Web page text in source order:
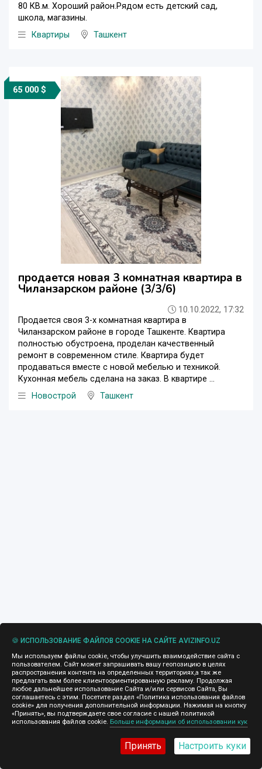
80 КВ.м. Хороший район.Рядом есть детский сад,
школа, магазины.
Квартиры
Ташкент
65 000 $
продается новая 3 комнатная квартира в
Чиланзарском районе (3/3/6)
10.10.2022, 17:32
Продается своя 3-х комнатная квартира в
Чиланзарском районе в городе Ташкенте. Квартира
полностью обустроена, проделан качественный
ремонт в современном стиле. Квартира будет
продаваться вместе с новой мебелью и техникой.
Кухонная мебель сделана на заказ. В квартире ...
Новострой
Ташкент
🍪 ИСПОЛЬЗОВАНИЕ ФАЙЛОВ COOKIE НА САЙТЕ AVIZINFO.UZ
Мы используем файлы cookie, чтобы улучшить взаимодействие сайта с
пользователем. Сайт может запрашивать вашу геопозицию в целях
распространения контента на определенных территориях,а так же
предлагать вам более клиентоориентированную рекламу. Продолжая
любое дальнейшее использование Сайта и/или сервисов Сайта, Вы
соглашаетесь с этим. Посетите раздел «Политика использования файлов
cookie» для получения дополнительной информации. Нажимая на кнопку
«Принять», вы подтверждаете свое согласие с нашей политикой
использования файлов cookie. Больше информации об использовании кук
Принять Настроить куки